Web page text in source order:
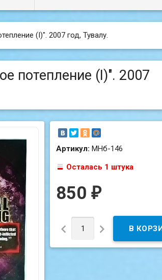
(I)". 2007 год, Тувалу.
потепление (I)". 2007
Артикул:МНб-146
Осталась 1 штука
850₽
 